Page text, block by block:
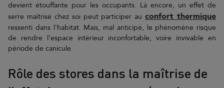
devient étouffante pour les occupants. Là encore, un effet de
serre maîtrisé chez soi peut participer auconfort thermique
ressenti dans l'habitat. Mais, mal anticipé, le phénomène risque
de rendre l’espace intérieur inconfortable, voire invivable en
période de canicule.
Rôle des stores dans la maîtrise de